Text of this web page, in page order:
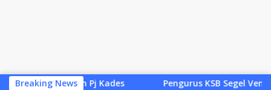
Langsung
Breaking News
Pj Kades Pengurus KSB Segel Venue Panjat Tebing